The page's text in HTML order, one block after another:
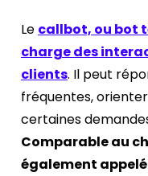
Le callbot, ou bot
charge des
clients. Il peut
fréquentes,
certaines
Comparable au
également